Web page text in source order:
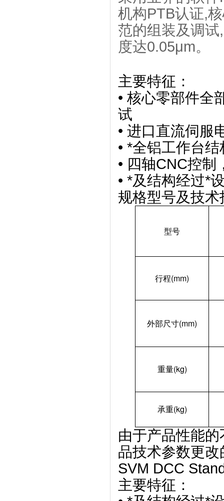
机构PTB认证,
范的组装及调
度达0.05μm。
主要特征：
• 核心零部件全
试
• 进口直流伺服
• *全铝工作台
• 四轴CNC控制
• *及结构经过*
规格型号及技
型号
行程(mm)
外部尺寸(mm)
重量(kg)
承重(kg)
由于产品性能
品技术参数更改
SVM DCC
主要特征：